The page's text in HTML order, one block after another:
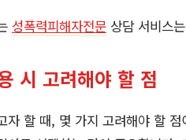
성폭력피해자전문 상담 서비스
시 고려해야 할 점
자 할 때, 몇 가지 고려해야 할